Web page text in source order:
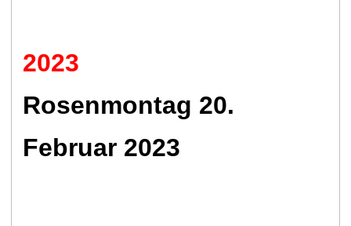
2023
Rosenmontag 20.
Februar 2023